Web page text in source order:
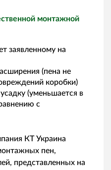
монтажной
заявленному на
(пена не
коробки)
(уменьшается в
с
КТ Украина
пен,
представленных на